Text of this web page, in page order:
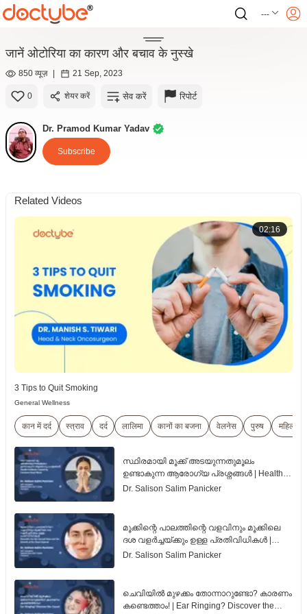
---
जानें ओटोरिया का कारण और बचाव के नुस्खे
850 व्यूज़ | 21 Sep, 2023
0 शेयर करें सेव करें रिपोर्ट
Dr. Pramod Kumar Yadav
Subscribe
Related Videos
02:16
3 Tips to Quit Smoking
General Wellness
कान में दर्द स्त्राव दर्द लालिमा कानों का बजना वेलनेस पुरुष महिला
സ്ഥിരമായി മൂക്ക് അടയുന്നതുമൂലം
ഉണ്ടാകുന്ന ആരോഗ്യ പ്രശ്നങ്ങൾ | Health
Problems Caused by Constant Nasal Block |
Dr. Salison Salim Panicker
മൂക്കിന്റെ പാലത്തിന്റെ വളവിനും മൂക്കിലെ
ദശ വളർച്ചയ്ക്കും ഉള്ള പ്രതിവിധികൾ |
Remedies for the Curved Nose and the
Dr. Salison Salim Panicker
ചെവിയിൽ മുഴക്കം തോന്നാറുണ്ടോ? കാരണം
കണ്ടെത്താം! | Ear Ringing? Discover the